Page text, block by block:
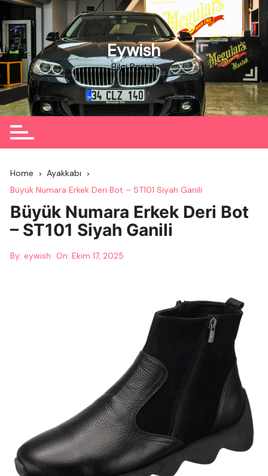
Skip
to
content
Eywish
Bilgi Portalı
Home
Ayakkabı
Büyük Numara Erkek Deri Bot – ST101 Siyah Ganili
Büyük Numara Erkek Deri Bot
– ST101 Siyah Ganili
By: eywish On:Ekim 17, 2025